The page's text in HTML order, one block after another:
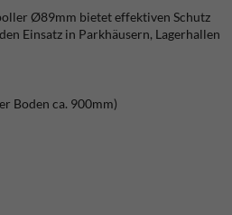
Ø89mm bietet effektiven Schutz
Einsatz in Parkhäusern, Lagerhallen
Boden ca. 900mm)